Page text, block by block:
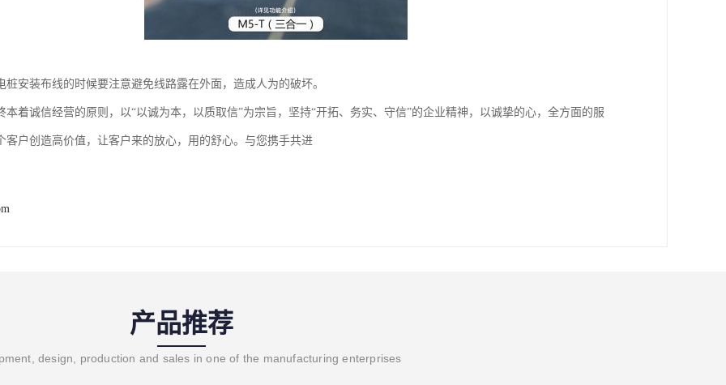
桩安装布线的时候要注意避免线路露在外面，造成人为的破坏。
本着诚信经营的原则，以“以诚为本，以质取信”为宗旨，坚持“开拓、务实、守信”的企业精神，以诚挚的心，全方面的服
客户创造高价值，让客户来的放心，用的舒心。与您携手共进
产品推荐
design, production and sales in one of the manufacturing enterprises